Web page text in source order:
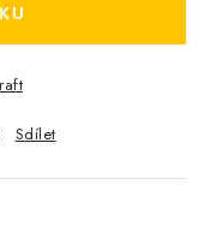
souborů cookies
Sdílet